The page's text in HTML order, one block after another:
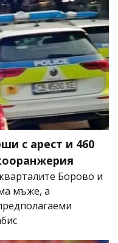
с арест и 460
Борово и
мъже, а